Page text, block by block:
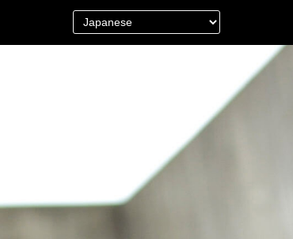
便利なアタッチメント／パーツ
ショルダーベルト／パット
ストラップ／ネックストラップ